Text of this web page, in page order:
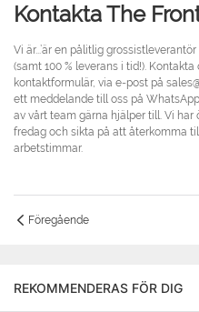
Kontakta The
Vi är...’är en pålitlig
(samt 100 % leverans i tid!).
kontaktformulär, via e-post på
ett meddelande till oss på
av vårt team gärna hjälper till. Vi har
fredag ​​och sikta på att återkomma
arbetstimmar.
Föregående
REKOMMENDERAS FÖR DIG